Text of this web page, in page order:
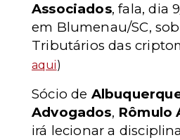
Associados, fala, dia
em Blumenau/SC,
Tributários das
aqui)
Sócio de
Advogados, Rômulo
irá lecionar a